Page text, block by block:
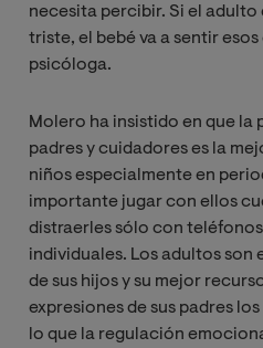
necesita percibir. Si el
triste, el bebé va a sentir
psicóloga.
Molero ha insistido en que la
padres y cuidadores es la
niños especialmente en
importante jugar con ellos
distraerles sólo con
individuales. Los adultos son
de sus hijos y su mejor
expresiones de sus padres
lo que la regulación